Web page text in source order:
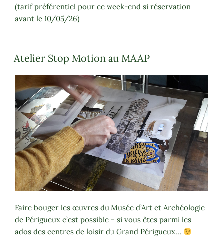
(tarif préférentiel pour ce week-end si réservation
avant le 10/05/26)
Atelier Stop Motion au MAAP
Faire bouger les œuvres du Musée d’Art et Archéologie
de Périgueux c’est possible – si vous êtes parmi les
ados des centres de loisir du Grand Périgueux…